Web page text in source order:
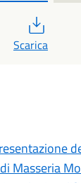
Scarica
Masseria